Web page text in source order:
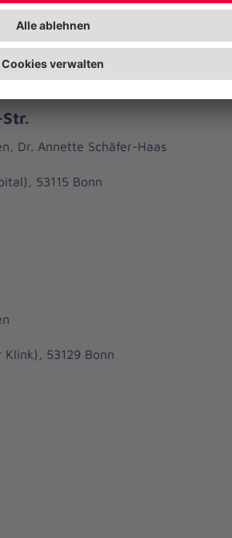
Dr. Annette Schäfer-Haas
53115 Bonn
53129 Bonn